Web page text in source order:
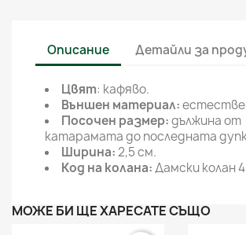
Описание Детайли за
Цвят: кафяво.
Външен материал:
Посочен размер:дължина от
катарамата до последната
Ширина:2,5 см.
Код на колана:Дамски колан
МОЖЕ БИ ЩЕ ХАРЕСАТЕ СЪЩО